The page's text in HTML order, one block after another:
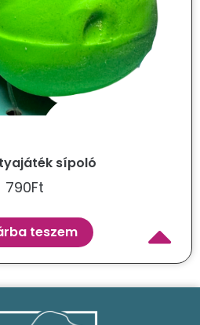
sípoló
790Ft
teszem